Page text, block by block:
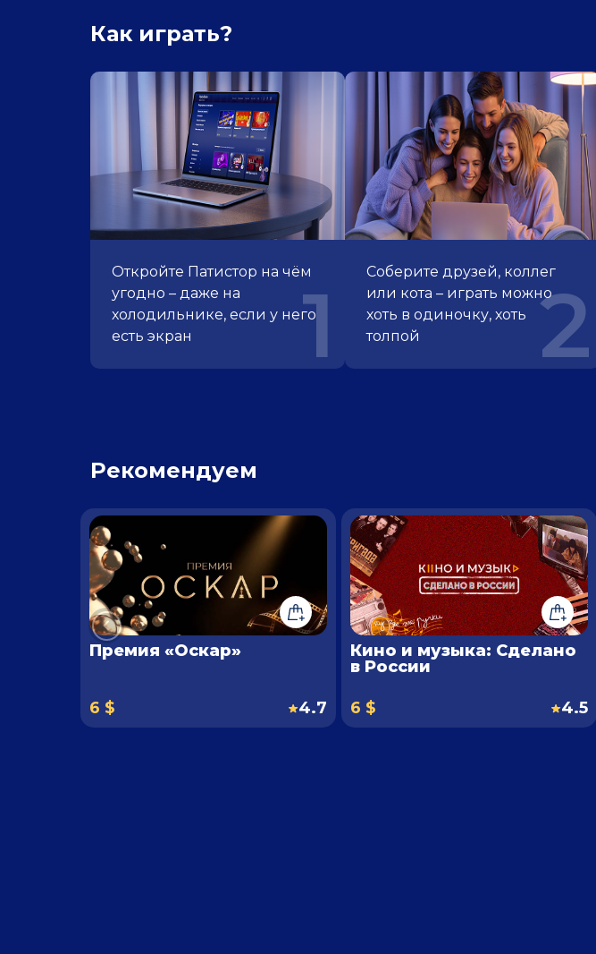
Как играть?
Откройте Патистор на чём
угодно – даже на
холодильнике, если у него
есть экран
1
Соберите друзей, коллег
или кота – играть можно
хоть в одиночку, хоть
толпой
2
Рекомендуем
Премия «Оскар»
6 $ 4.7
Кино и музыка: Сделано
в России
6 $ 4.5